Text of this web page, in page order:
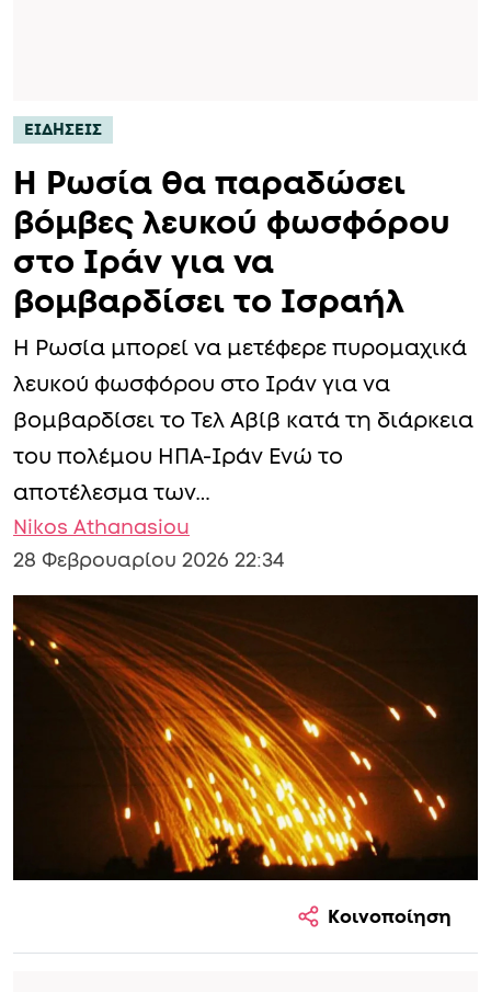
ΕΙΔΗΣΕΙΣ
Η Ρωσία θα παραδώσει
βόμβες λευκού φωσφόρου
στο Ιράν για να
βομβαρδίσει το Ισραήλ
Η Ρωσία μπορεί να μετέφερε πυρομαχικά
λευκού φωσφόρου στο Ιράν για να
βομβαρδίσει το Τελ Αβίβ κατά τη διάρκεια
του πολέμου ΗΠΑ-Ιράν Ενώ το
αποτέλεσμα των…
Nikos Athanasiou
28 Φεβρουαρίου 2026 22:34
Κοινοποίηση